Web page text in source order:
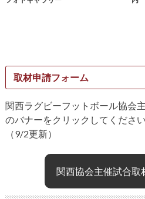
取材申請フォーム
関西ラグビーフットボール協会
のバナーをクリックしてください
（9/2更新）
関西協会主催試合取